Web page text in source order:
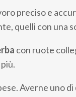
preciso e
quelli con
con ruote
Averne uno di